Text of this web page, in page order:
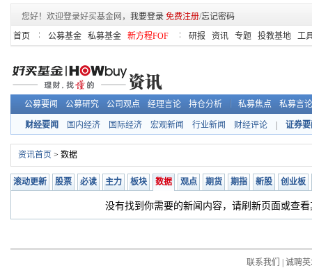
您好！欢迎登录好买基金网， 我要登录 免费注册/忘记密码
首页
公募基金 私募基金 新方程FOF 研报 资讯 专题 投教基地 工
公募要闻 公募研究 公司观点 经理言论 持仓分析 私募焦点 私募言论
财经要闻 国内经济 国际经济 宏观新闻 行业新闻 财经评论 证券
资讯首页 > 数据
滚动更新 股票 必读 主力 板块 数据 观点 期货 期指 新股 创业板
没有找到你需要的新闻内容，请刷新页面或查
联系我们
诚聘